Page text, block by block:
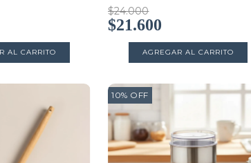
$24.000
$21.600
10% OFF